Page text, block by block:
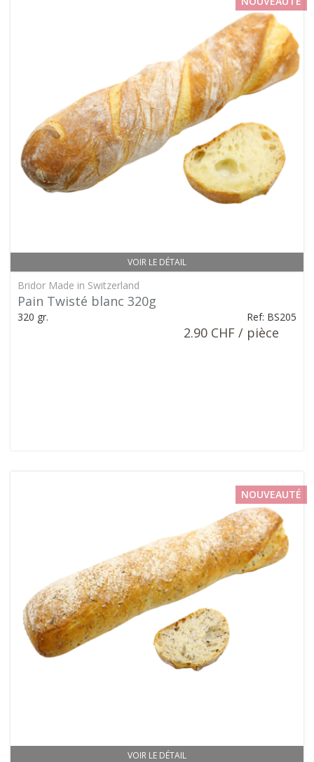
VOIR LE DÉTAIL
Bridor Made in Switzerland
Pain Twisté blanc 320g
320 gr. Ref: BS205
2.90 CHF / pièce
VOIR LE DÉTAIL
NOUVEAUTÉ